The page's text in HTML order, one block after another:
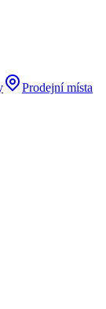
Prodejní místa